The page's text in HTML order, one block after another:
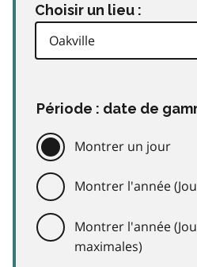
Choisir un lieu :
Période : date de
Montrer un jour
Montrer l'année
Montrer l'année
maximales)